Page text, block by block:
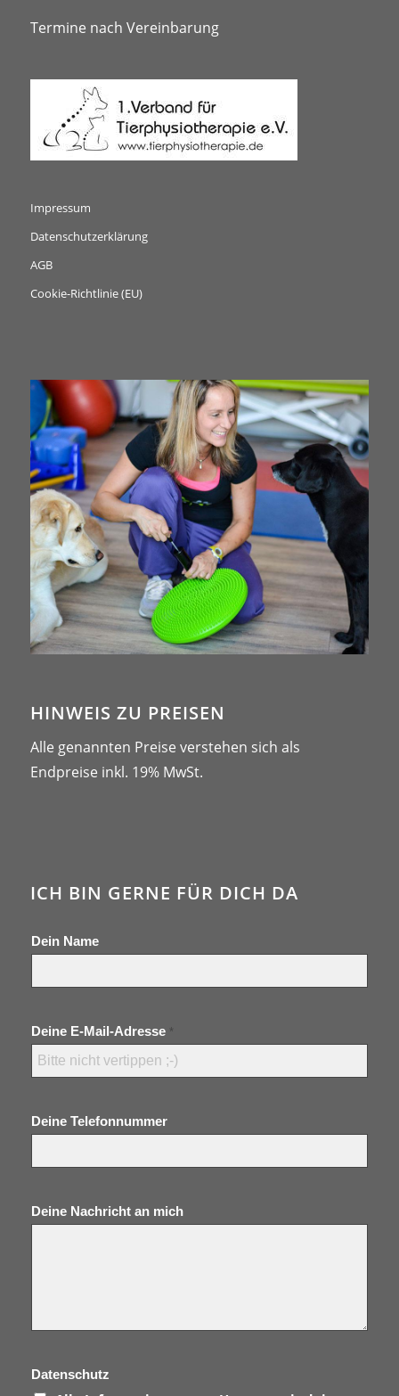
Termine nach Vereinbarung
Impressum
Datenschutzerklärung
AGB
Cookie-Richtlinie (EU)
HINWEIS ZU PREISEN
Alle genannten Preise verstehen sich als
Endpreise inkl. 19% MwSt.
ICH BIN GERNE FÜR DICH DA
Dein Name
Deine E-Mail-Adresse *
Deine Telefonnummer
Deine Nachricht an mich
Datenschutz